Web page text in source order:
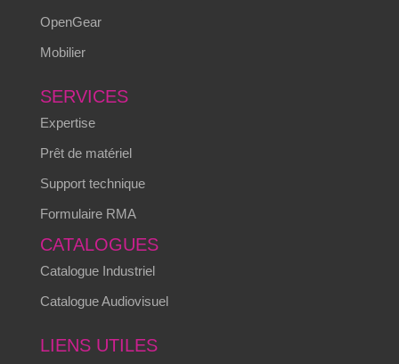
OpenGear
Mobilier
SERVICES
Expertise
Prêt de matériel
Support technique
Formulaire RMA
CATALOGUES
Catalogue Industriel
Catalogue Audiovisuel
LIENS UTILES